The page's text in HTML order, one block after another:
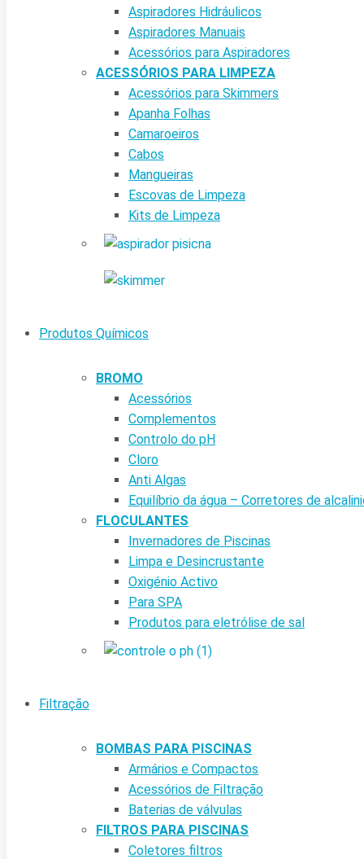
Aspiradores Hidráulicos
Aspiradores Manuais
Acessórios para Aspiradores
ACESSÓRIOS PARA LIMPEZA
Acessórios para Skimmers
Apanha Folhas
Camaroeiros
Cabos
Mangueiras
Escovas de Limpeza
Kits de Limpeza
Produtos Químicos
BROMO
Acessórios
Complementos
Controlo do pH
Cloro
Anti Algas
Equilíbrio da água – Corretores de
FLOCULANTES
Invernadores de Piscinas
Limpa e Desincrustante
Oxigénio Activo
Para SPA
Produtos para eletrólise de sal
Filtração
BOMBAS PARA PISCINAS
Armários e Compactos
Acessórios de Filtração
Baterias de válvulas
FILTROS PARA PISCINAS
Coletores filtros